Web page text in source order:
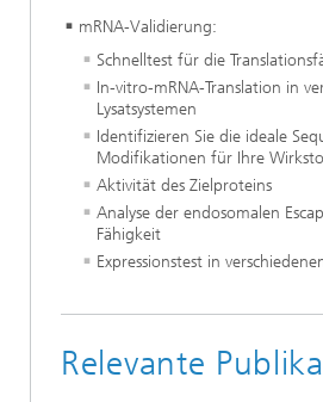
mRNA-Validierung:
Schnelltest für die
In-vitro-mRNA-Translation in
Lysatsystemen
Identifizieren Sie die ideale
Modifikationen für Ihre
Aktivität des Zielproteins
Analyse der endosomalen
Fähigkeit
Expressionstest in
Relevante